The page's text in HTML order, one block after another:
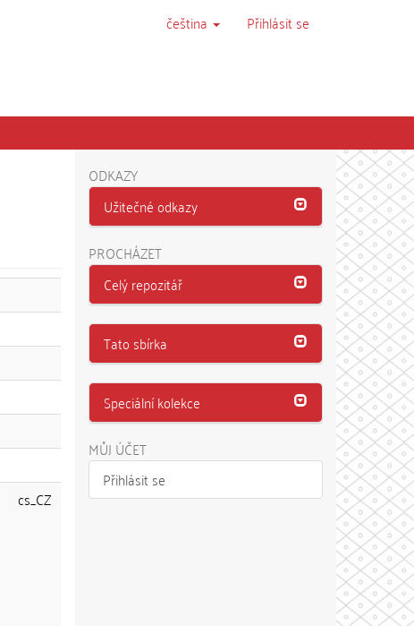
čeština Přihlásit se
cs_CZ
ODKAZY
Užitečné odkazy
PROCHÁZET
Celý repozitář
Tato sbírka
Speciální kolekce
MŮJ ÚČET
Přihlásit se